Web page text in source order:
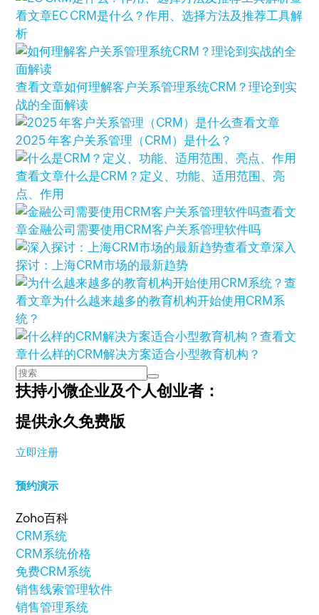
看文章EC CRM是什么？作用、选择方法及推荐工具解
析
查看文章如何理解客户关系管理系统CRM？理论到实
战的全面解读
查看文章
2025 年客户关系管理（CRM）是什么？
查看文章什么是CRM？定义、功能、适用范围、亮
点、作用
查看文
章金融公司需要使用CRM客户关系管理软件吗
查看文章深入
探讨：上海CRM市场的最新趋势
查
看文章为什么越来越多的教育机构开始使用CRM系
统？
查看文
章什么样的CRM解决方案适合小型教育机构？
扶持小微企业及个人创业者：
提供永久免费版
立即注册
预约演示
Zoho百科
CRM系统
CRM系统价格
免费CRM系统
销售线索管理软件
销售管理系统